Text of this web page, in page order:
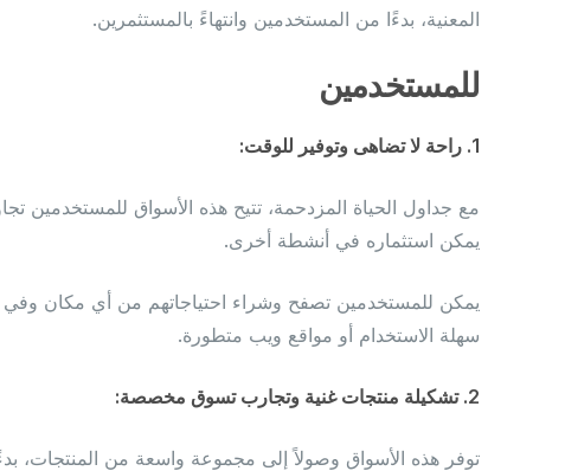
المعنية، بدءًا من المستخدمين وانتهاءً بالمستثمرين.
للمستخدمين
1. راحة لا تضاهى وتوفير للوقت:
مع جداول الحياة المزدحمة، تتيح هذه الأسواق للمستخدمين
يمكن استثماره في أنشطة أخرى.
يمكن للمستخدمين تصفح وشراء احتياجاتهم من أي مكان
سهلة الاستخدام أو مواقع ويب متطورة.
2. تشكيلة منتجات غنية وتجارب تسوق مخصصة:
توفر هذه الأسواق وصولاً إلى مجموعة واسعة من المنتجات،